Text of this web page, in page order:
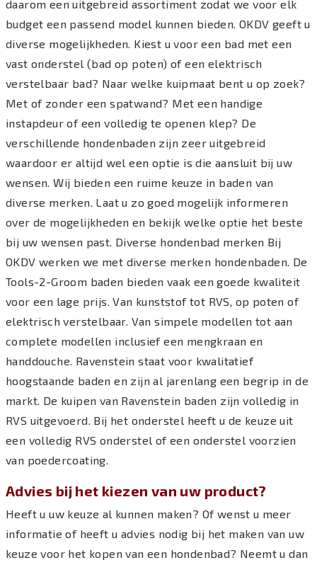
daarom een uitgebreid assortiment zodat we voor elk
budget een passend model kunnen bieden. OKDV geeft u
diverse mogelijkheden. Kiest u voor een bad met een
vast onderstel (bad op poten) of een elektrisch
verstelbaar bad? Naar welke kuipmaat bent u op zoek?
Met of zonder een spatwand? Met een handige
instapdeur of een volledig te openen klep? De
verschillende hondenbaden zijn zeer uitgebreid
waardoor er altijd wel een optie is die aansluit bij uw
wensen. Wij bieden een ruime keuze in baden van
diverse merken. Laat u zo goed mogelijk informeren
over de mogelijkheden en bekijk welke optie het beste
bij uw wensen past. Diverse hondenbad merken Bij
OKDV werken we met diverse merken hondenbaden. De
Tools-2-Groom baden bieden vaak een goede kwaliteit
voor een lage prijs. Van kunststof tot RVS, op poten of
elektrisch verstelbaar. Van simpele modellen tot aan
complete modellen inclusief een mengkraan en
handdouche. Ravenstein staat voor kwalitatief
hoogstaande baden en zijn al jarenlang een begrip in de
markt. De kuipen van Ravenstein baden zijn volledig in
RVS uitgevoerd. Bij het onderstel heeft u de keuze uit
een volledig RVS onderstel of een onderstel voorzien
van poedercoating.
Advies bij het kiezen van uw product?
Heeft u uw keuze al kunnen maken? Of wenst u meer
informatie of heeft u advies nodig bij het maken van uw
keuze voor het kopen van een hondenbad? Neemt u dan